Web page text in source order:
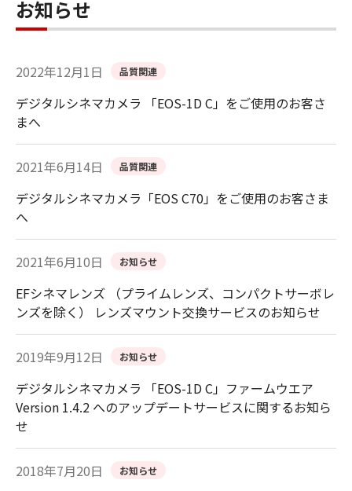
お知らせ
2022年12月1日 品質関連
デジタルシネマカメラ 「EOS-1D C」をご使用のお客さ
まへ
2021年6月14日 品質関連
デジタルシネマカメラ「EOS C70」をご使用のお客さま
へ
2021年6月10日 お知らせ
EFシネマレンズ （プライムレンズ、コンパクトサーボレ
ンズを除く） レンズマウント交換サービスのお知らせ
2019年9月12日 お知らせ
デジタルシネマカメラ 「EOS-1D C」ファームウエア
Version 1.4.2 へのアップデートサービスに関するお知ら
せ
2018年7月20日 お知らせ